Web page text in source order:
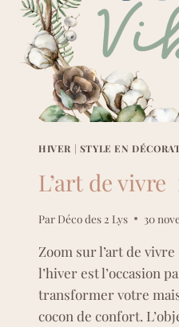
HIVER | STYLE EN
L’art de
Par Déco des 2 Lys 30
Zoom sur l’art de vivre
l’hiver est l’occasion
transformer votre
cocon de confort.